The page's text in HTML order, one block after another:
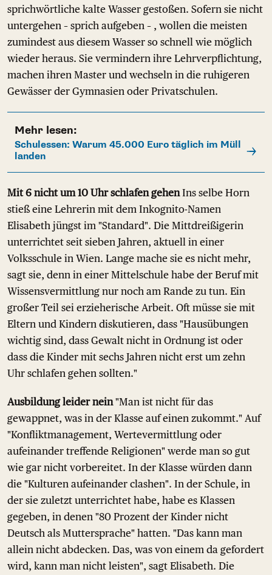
sprichwörtliche kalte Wasser gestoßen. Sofern sie nicht
untergehen – sprich aufgeben – , wollen die meisten
zumindest aus diesem Wasser so schnell wie möglich
wieder heraus. Sie vermindern ihre Lehrverpflichtung,
machen ihren Master und wechseln in die ruhigeren
Gewässer der Gymnasien oder Privatschulen.
Mehr lesen:
Schulessen: Warum 45.000 Euro täglich im Müll
landen
Mit 6 nicht um 10 Uhr schlafen gehenIns selbe Horn
stieß eine Lehrerin mit dem Inkognito-Namen
Elisabeth jüngst im "Standard". Die Mittdreißigerin
unterrichtet seit sieben Jahren, aktuell in einer
Volksschule in Wien. Lange mache sie es nicht mehr,
sagt sie, denn in einer Mittelschule habe der Beruf mit
Wissensvermittlung nur noch am Rande zu tun. Ein
großer Teil sei erzieherische Arbeit. Oft müsse sie mit
Eltern und Kindern diskutieren, dass "Hausübungen
wichtig sind, dass Gewalt nicht in Ordnung ist oder
dass die Kinder mit sechs Jahren nicht erst um zehn
Uhr schlafen gehen sollten."
Ausbildung leider nein"Man ist nicht für das
gewappnet, was in der Klasse auf einen zukommt." Auf
"Konfliktmanagement, Wertevermittlung oder
aufeinander treffende Religionen" werde man so gut
wie gar nicht vorbereitet. In der Klasse würden dann
die "Kulturen aufeinander clashen". In der Schule, in
der sie zuletzt unterrichtet habe, habe es Klassen
gegeben, in denen "80 Prozent der Kinder nicht
Deutsch als Muttersprache" hatten. "Das kann man
allein nicht abdecken. Das, was von einem da gefordert
wird, kann man nicht leisten", sagt Elisabeth. Die